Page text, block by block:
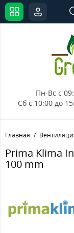
Пн-Вс с
Сб с 10:00 до
Главная
Prima Klima
100 mm